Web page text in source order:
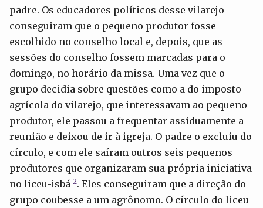
padre. Os educadores políticos desse vilarejo
conseguiram que o pequeno produtor fosse
escolhido no conselho local e, depois, que as
sessões do conselho fossem marcadas para o
domingo, no horário da missa. Uma vez que o
grupo decidia sobre questões como a do imposto
agrícola do vilarejo, que interessavam ao pequeno
produtor, ele passou a frequentar assiduamente a
reunião e deixou de ir à igreja. O padre o excluiu do
círculo, e com ele saíram outros seis pequenos
produtores que organizaram sua própria iniciativa
no liceu-isbá 2. Eles conseguiram que a direção do
grupo coubesse a um agrônomo. O círculo do liceu-